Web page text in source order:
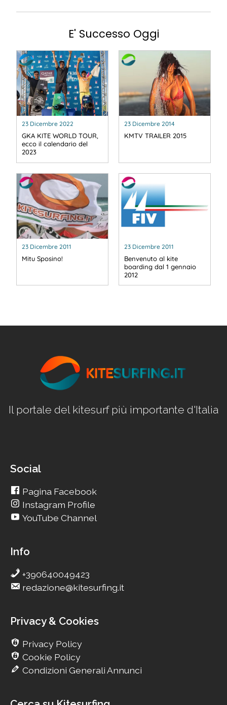
E' Successo Oggi
23 Dicembre 2022
GKA KITE WORLD TOUR,
ecco il calendario del
2023
23 Dicembre 2014
KMTV TRAILER 2015
23 Dicembre 2011
Mitu Sposino!
23 Dicembre 2011
Benvenuto al kite
boarding dal 1 gennaio
2012
Il portale del kitesurf più importante d'Italia
Social
Pagina Facebook
Instagram Profile
YouTube Channel
Info
+390640049423
redazione@kitesurfing.it
Privacy & Cookies
Privacy Policy
Cookie Policy
Condizioni Generali Annunci